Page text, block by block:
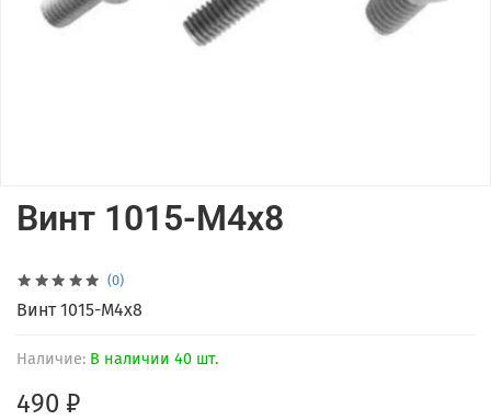
(0)
Наличие: В наличии 40 шт.
Винт 1015-М4х8
490 ₽
Винт 1015-М4х8